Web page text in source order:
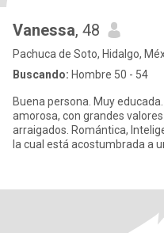
Vanessa, 48
Pachuca de Soto, Hidalgo,
Buscando: Hombre 50 - 54
Buena persona. Muy
amorosa, con grandes
arraigados. Romántica,
la cual está acostumbrada a